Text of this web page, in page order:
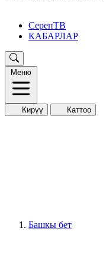
СерепТВ
КАБАРЛАР
Меню
Кирүү Каттоо
Башкы бет